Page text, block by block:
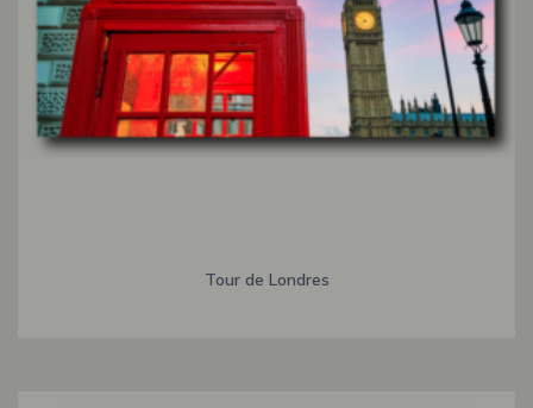
Tour de Londres